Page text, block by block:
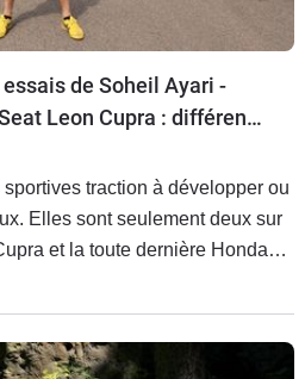
de Soheil Ayari -
Leon Cupra : différence
traction à développer ou
Elles sont seulement deux sur
et la toute dernière Honda
distincts de la sportivité.